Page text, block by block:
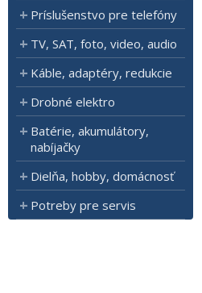
Príslušenstvo pre telefóny
TV, SAT, foto, video, audio
Káble, adaptéry, redukcie
Drobné elektro
Batérie, akumulátory,
nabíjačky
Dielňa, hobby, domácnosť
Potreby pre servis